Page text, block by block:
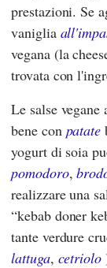
prestazioni. Se
vaniglia
vegana (la
trovata con
Le salse
bene con patate
yogurt di soia
pomodoro,
realizzare una
“kebab doner
tante verdure
lattuga, cetriolo